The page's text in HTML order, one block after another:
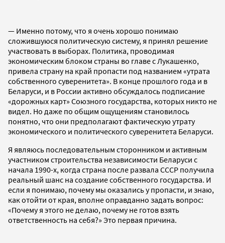
— Именно потому, что я очень хорошо понимаю
сложившуюся политическую систему, я принял решение
участвовать в выборах. Политика, проводимая
экономическим блоком страны во главе с Лукашенко,
привела страну на край пропасти под названием «утрата
собственного суверенитета». В конце прошлого года и в
Беларуси, и в России активно обсуждалось подписание
«дорожных карт» Союзного государства, которых никто не
видел. Но даже по общим ощущениям становилось
понятно, что они предполагают фактическую утрату
экономического и политического суверенитета Беларуси.
Я являюсь последовательным сторонником и активным
участником строительства независимости Беларуси с
начала 1990-х, когда страна после развала СССР получила
реальный шанс на создание собственного государства. И
если я понимаю, почему мы оказались у пропасти, и знаю,
как отойти от края, вполне оправданно задать вопрос:
«Почему я этого не делаю, почему не готов взять
ответственность на себя?» Это первая причина.